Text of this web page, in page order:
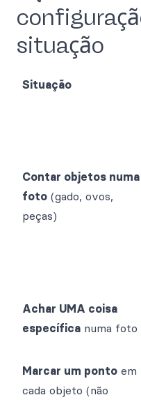
situação
Situação
Contar objetos numa
foto (gado, ovos,
peças)
Achar UMA coisa
específica numa foto
Marcar um ponto em
cada objeto (não